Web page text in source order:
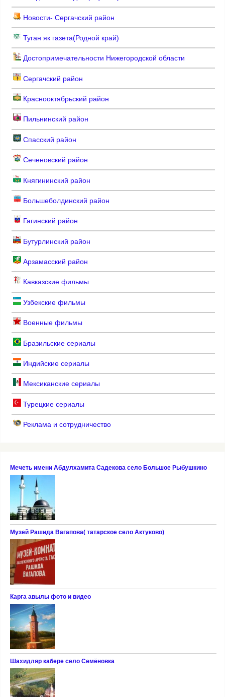
Новости- Сергачский район
Туган як газета(Родной край)
Достопримечательности Нижегородской области
Сергачский район
Краснооктябрьский район
Пильнинский район
Спасский район
Сеченовский район
Княгининский район
Большеболдинский район
Гагинский район
Бутурлинский район
Арзамасский район
Кавказские фильмы
Узбекские фильмы
Военные фильмы
Бразильские сериалы
Индийские сериалы
Мексиканские сериалы
Турецкие сериалы
Реклама и сотрудничество
Мечеть имени Абдулхамита Садекова село Большое Рыбушкино
Музей Рашида Вагапова( татарское село Актуково)
Карга авылы фото и видео
Шахидляр кабере село Семёновка